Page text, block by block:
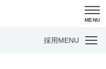
MENU
採用MENU